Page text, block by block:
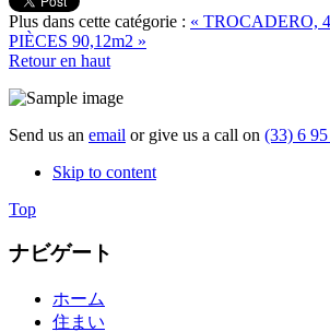
Plus dans cette catégorie : « TROCADERO,
PIÈCES 90,12m2 »
Retour en haut
Send us an email or give us a call on (33) 6
Skip to content
Top
ナビゲート
ホーム
住まい